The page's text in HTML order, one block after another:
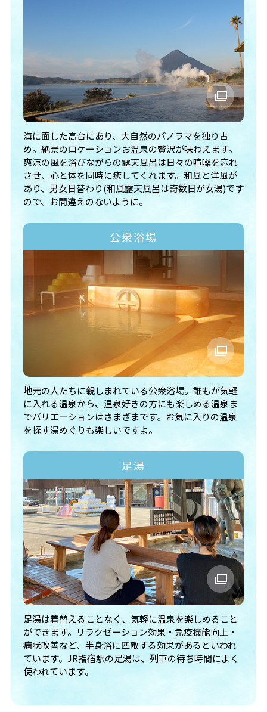
海に面した高台にあり、大自然のパノラマを独り占
め。絶景のロケーションお温泉の贅沢が味わえます。
爽涼の風を浴びながらの露天風呂は日々の喧噪を忘れ
させ、心と体を同時に癒してくれます。和風と洋風が
あり、男女日替わり(和風露天風呂は奇数日が女湯)です
ので、お間違えのないように。
公衆浴場
地元の人たちに親しまれている公衆浴場。誰もが気軽
に入れる温泉から、温泉好きの方にも楽しめる温泉ま
でバリエーションはさまざまです。お気に入りの温泉
を探す湯めぐりも楽しいですよ。
足湯
足湯は着替えることなく、気軽に温泉を楽しめること
ができます。リラクゼーション効果・免疫機能向上・
病状改善など、半身浴に匹敵する効果があるといわれ
ています。JR指宿駅の足湯は、列車の待ち時間によく
使われています。